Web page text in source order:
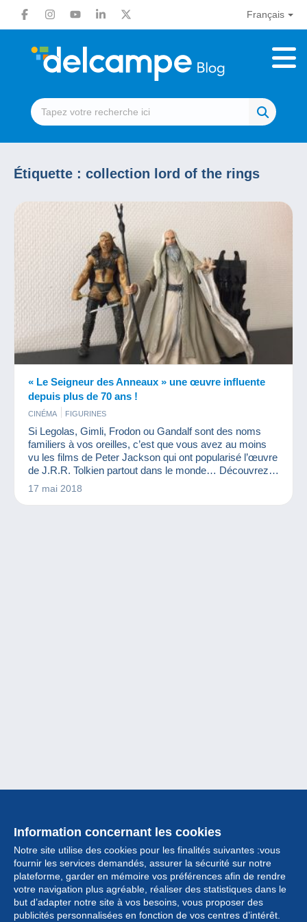
Français
Étiquette : collection lord of the rings
« Le Seigneur des Anneaux » une œuvre influente
depuis plus de 70 ans !
CINÉMA FIGURINES
Si Legolas, Gimli, Frodon ou Gandalf sont des noms
familiers à vos oreilles, c’est que vous avez au moins
vu les films de Peter Jackson qui ont popularisé l’œuvre
de J.R.R. Tolkien partout dans le monde… Découvrez
les objets de collection Seigneur des Anneaux
17 mai 2018
Information concernant les cookies
Notre site utilise des cookies pour les finalités suivantes :vous
fournir les services demandés, assurer la sécurité sur notre
plateforme, garder en mémoire vos préférences afin de rendre
votre navigation plus agréable, réaliser des statistiques dans le
but d’adapter notre site à vos besoins, vous proposer des
publicités personnalisées en fonction de vos centres d’intérêt.
Collection